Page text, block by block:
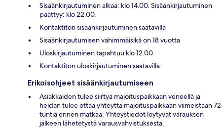
Sisäänkirjautuminen alkaa: klo 14.00. Sisäänkirjautuminen
päättyy: klo 22.00.
Kontaktiton sisäänkirjautuminen saatavilla
Sisäänkirjautumisen vähimmäisikä on 18 vuotta
Uloskirjautuminen tapahtuu klo 12.00
Kontaktiton uloskirjautuminen saatavilla
Erikoisohjeet sisäänkirjautumiseen
Asiakkaiden tulee siirtyä majoituspaikkaan veneellä ja
heidän tulee ottaa yhteyttä majoituspaikkaan viimeistään 72
tuntia ennen matkaa. Yhteystiedot löytyvät varauksen
jälkeen lähetetystä varausvahvistuksesta.